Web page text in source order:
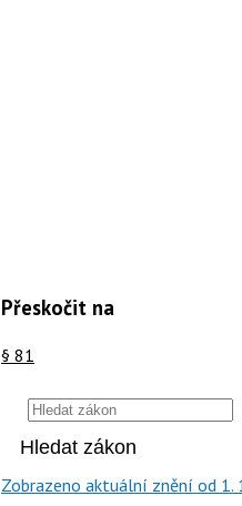
Přeskočit na
§ 81
Zobrazeno aktuální znění od 1.